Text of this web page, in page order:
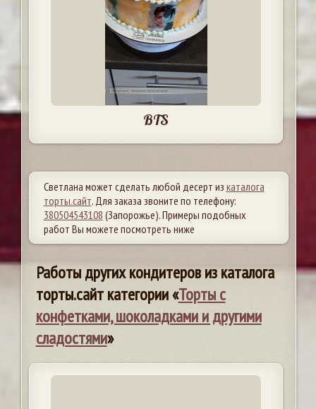
BTS
Светлана может сделать любой десерт из каталога
торты.сайт. Для заказа звоните по телефону:
380504543108 (Запорожье). Примеры подобных
работ Вы можете посмотреть ниже
Работы других кондитеров из каталога
торты.сайт категории «Торты с
конфетками, шоколадками и другими
сладостями»